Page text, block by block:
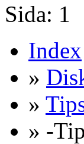
Sida: 1
Index
»
»
» -